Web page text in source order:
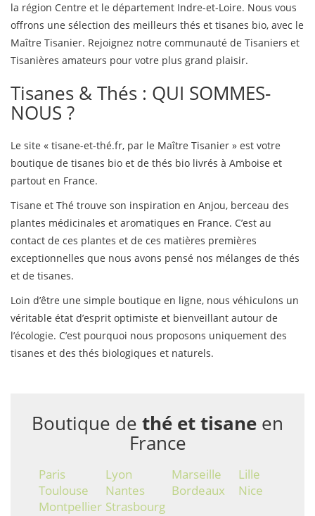
la région Centre et le département Indre-et-Loire. Nous vous
offrons une sélection des meilleurs thés et tisanes bio, avec le
Maître Tisanier. Rejoignez notre communauté de Tisaniers et
Tisanières amateurs pour votre plus grand plaisir.
Tisanes & Thés : QUI SOMMES-
NOUS ?
Le site « tisane-et-thé.fr, par le Maître Tisanier » est votre
boutique de tisanes bio et de thés bio livrés à Amboise et
partout en France.
Tisane et Thé trouve son inspiration en Anjou, berceau des
plantes médicinales et aromatiques en France. C’est au
contact de ces plantes et de ces matières premières
exceptionnelles que nous avons pensé nos mélanges de thés
et de tisanes.
Loin d’être une simple boutique en ligne, nous véhiculons un
véritable état d’esprit optimiste et bienveillant autour de
l’écologie. C’est pourquoi nous proposons uniquement des
tisanes et des thés biologiques et naturels.
Boutique de thé et tisane en
France
Paris Lyon Marseille
Lille
Toulouse
Nantes Bordeaux
Nice
Montpellier Strasbourg